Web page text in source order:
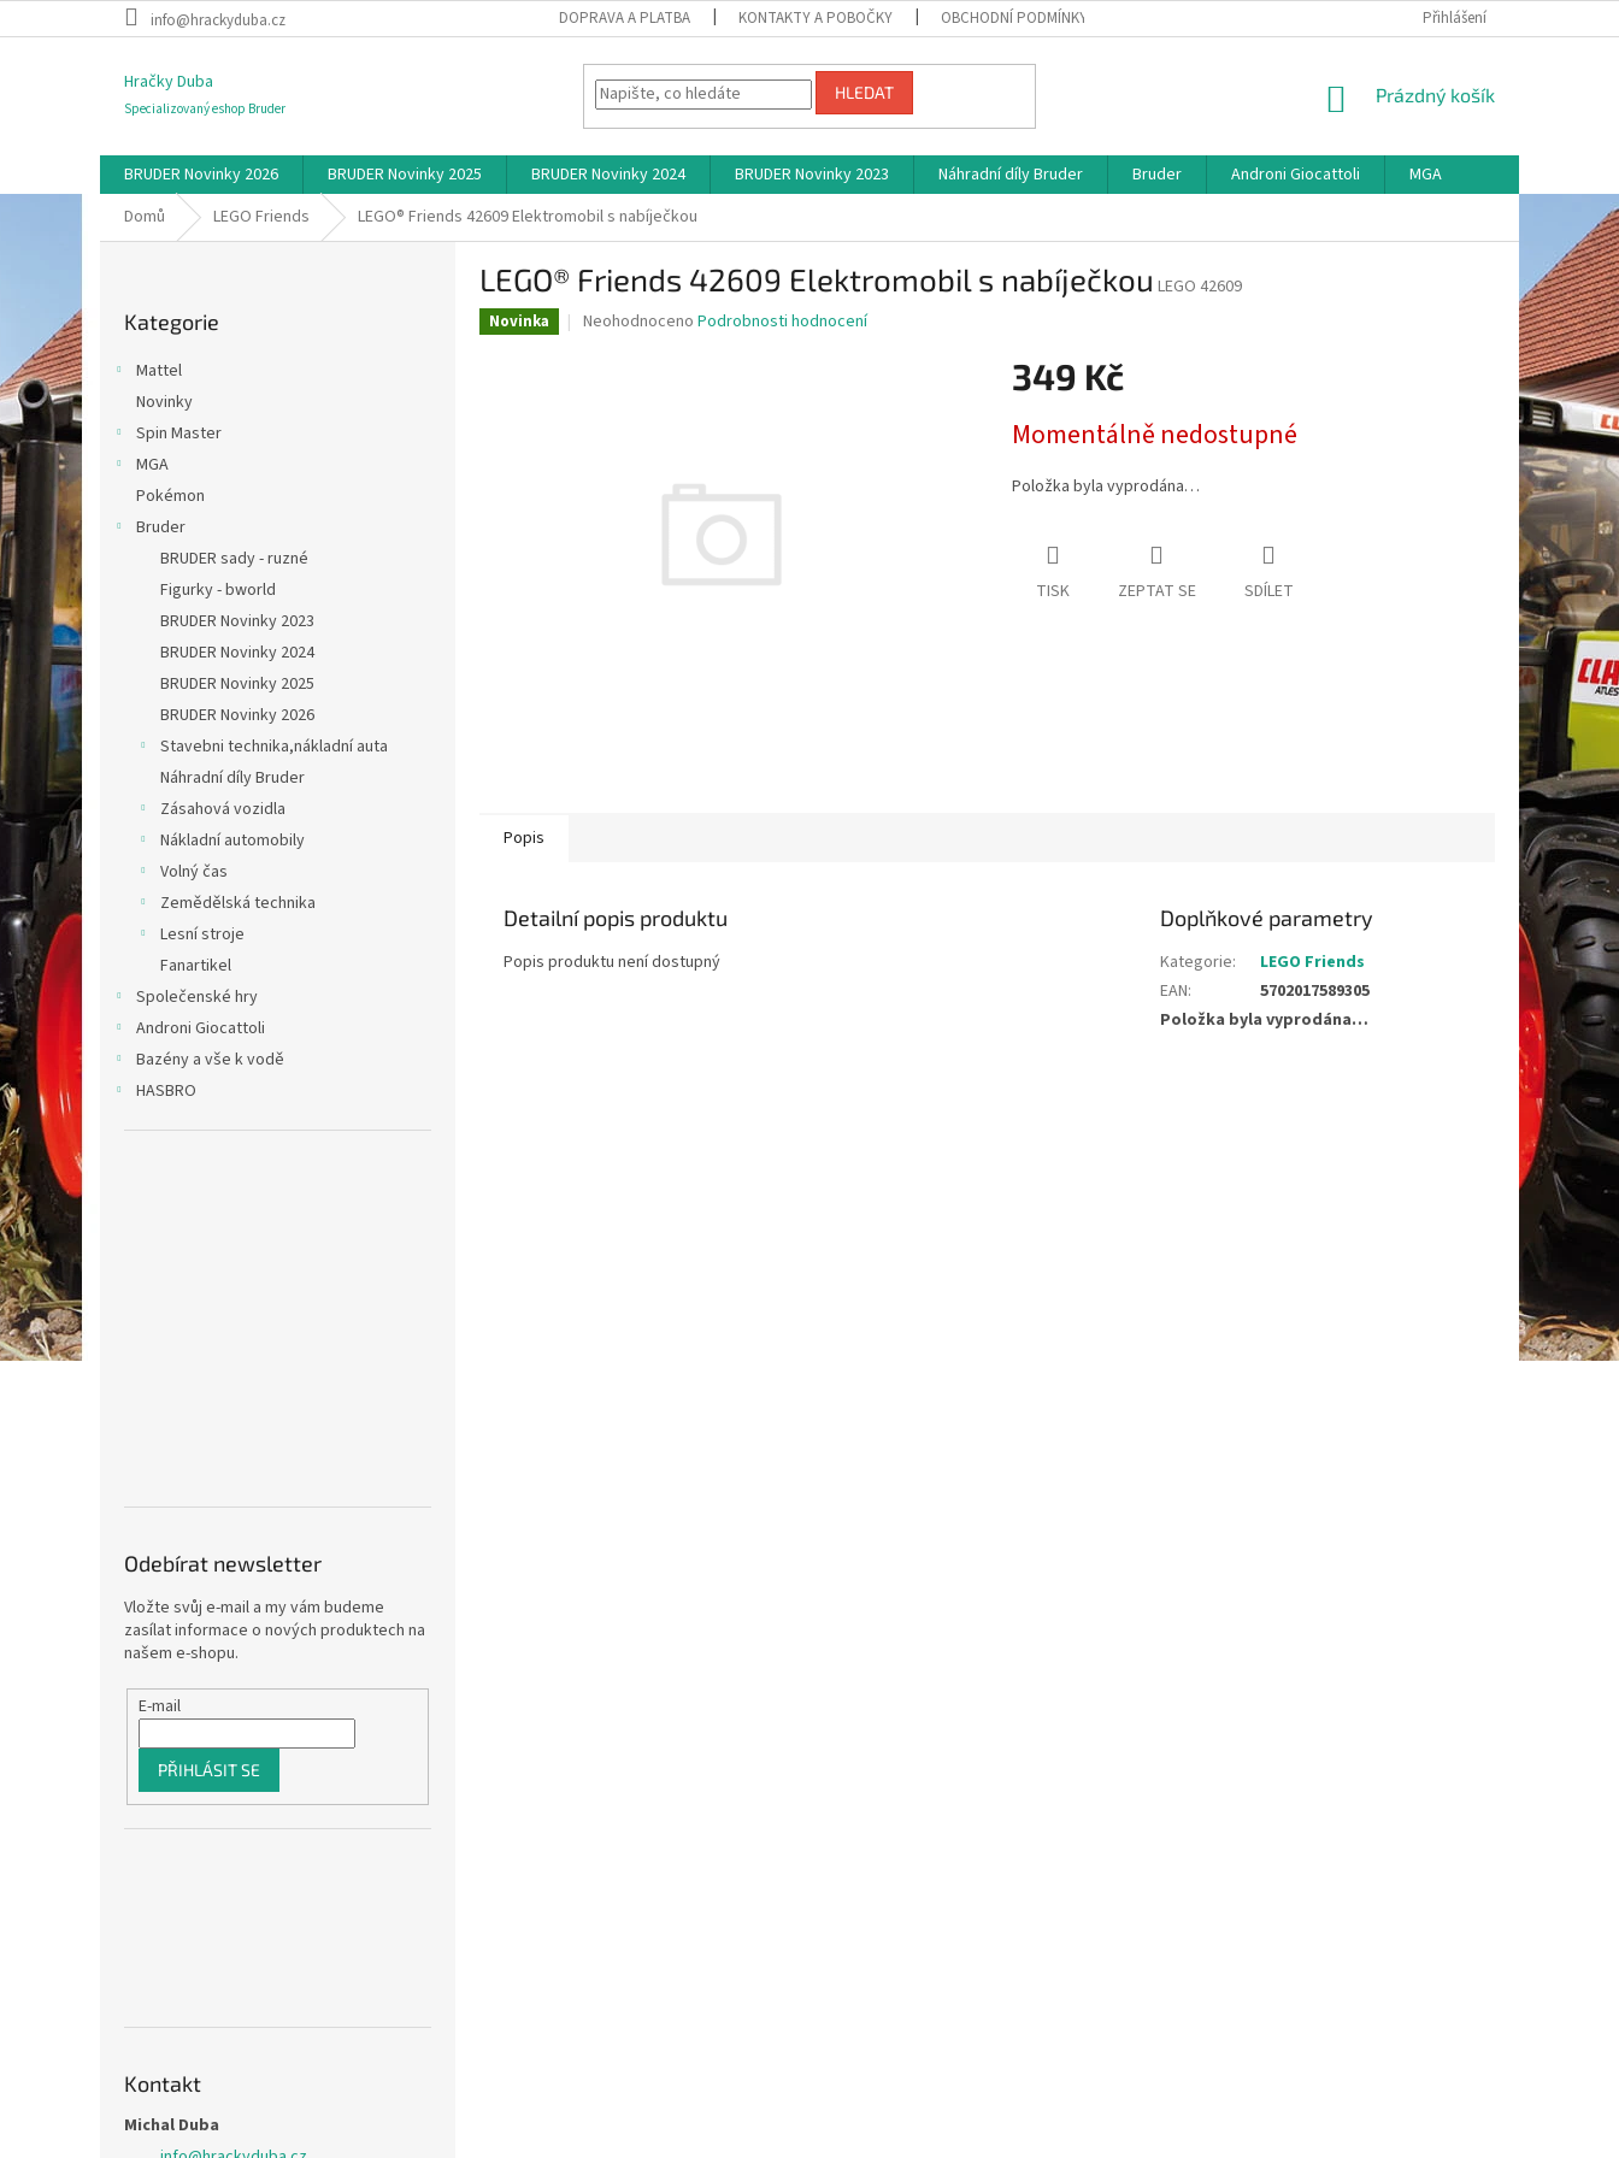
na
info@hrackyduba.cz DOPRAVA A PLATBA KONTAKTY A POBOČKY OBCHODNÍ PODMÍNKY MAPA SERVERU
Přihlášení
Hračky Duba
Specializovaný eshop Bruder
HLEDAT
NÁKUPNÍ
Prázdný košík
BRUDER Novinky 2026 BRUDER Novinky 2025 BRUDER Novinky 2024 BRUDER Novinky 2023 Náhradní díly Bruder Bruder Androni Giocattoli
MGA
Domů
LEGO Friends LEGO® Friends 42609 Elektromobil s nabíječkou
kategorie
Kategorie
Mattel
Novinky
Spin Master
MGA
Pokémon
Bruder
BRUDER sady - ruzné
Figurky - bworld
BRUDER Novinky 2023
BRUDER Novinky 2024
BRUDER Novinky 2025
BRUDER Novinky 2026
Stavebni technika,nákladní auta
Náhradní díly Bruder
Zásahová vozidla
Nákladní automobily
Volný čas
Zemědělská technika
Lesní stroje
Fanartikel
Společenské hry
Androni Giocattoli
Bazény a vše k vodě
HASBRO
Odebírat newsletter
Vložte svůj e-mail a my vám budeme
zasílat informace o nových produktech na
našem e-shopu.
E-mail
PŘIHLÁSIT SE
Kontakt
Michal Duba
LEGO® Friends 42609 Elektromobil s nabíječkou LEGO 42609
Novinka
Průměrné
Neohodnoceno Podrobnosti hodnocení
349 Kč
cena:
Momentálně nedostupné
Položka byla vyprodána…
TISK ZEPTAT SE SDÍLET
Popis
Detailní popis produktu
Popis produktu není dostupný
Doplňkové parametry
Kategorie:
LEGO Friends
EAN:
5702017589305
Položka byla vyprodána…